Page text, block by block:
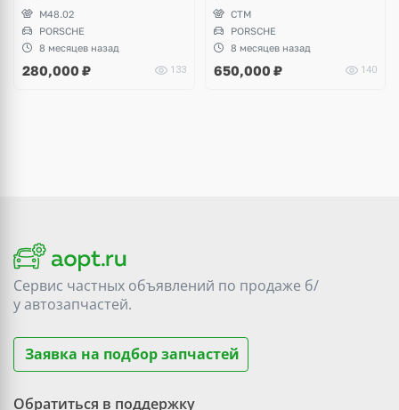
M48.02
PORSCHE
8 месяцев назад
280,000 ₽ 133
CTM
PORSCHE
8 месяцев назад
650,000 ₽ 140
Сервис частных объявлений по продаже б/
уавтозапчастей.
Заявка на подбор запчастей
Обратиться в поддержку